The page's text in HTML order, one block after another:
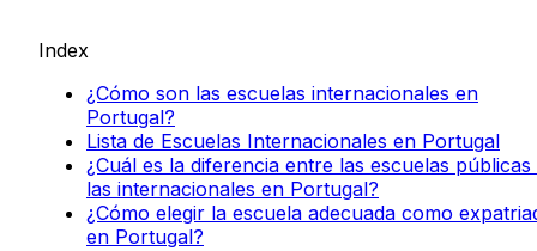
Index
¿Cómo son las escuelas internacionales en
Portugal?
Lista de Escuelas Internacionales en Portugal
¿Cuál es la diferencia entre las escuelas públicas
las internacionales en Portugal?
¿Cómo elegir la escuela adecuada como
en Portugal?